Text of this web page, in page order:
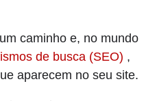
caminho e, no mundo
de busca (SEO) ,
aparecem no seu site.